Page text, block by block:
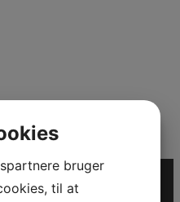
bruger
til at